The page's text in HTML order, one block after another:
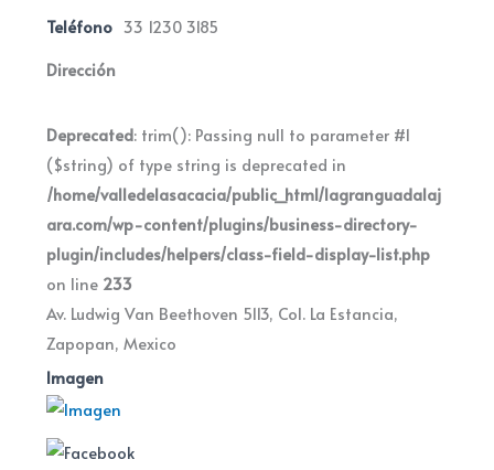
Teléfono 33 1230 3185
Dirección
Deprecated: trim(): Passing null to parameter #1
($string) of type string is deprecated in
/home/valledelasacacia/public_html/lagranguadalaj
ara.com/wp-content/plugins/business-directory-
plugin/includes/helpers/class-field-display-list.php
on line 233
Av. Ludwig Van Beethoven 5113, Col. La Estancia,
Zapopan, Mexico
Imagen